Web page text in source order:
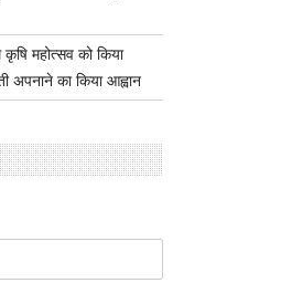
महोत्सव को किया
अपनाने का किया आह्वान